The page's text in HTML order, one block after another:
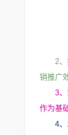
2
销推广
3
作为基
4